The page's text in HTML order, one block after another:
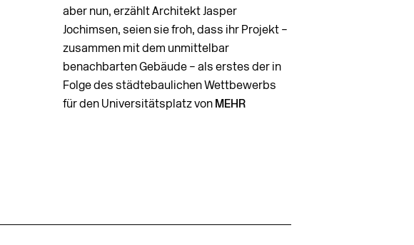
aber nun, erzählt Architekt Jasper
Jochimsen, seien sie froh, dass ihr Projekt –
zusammen mit dem unmittelbar
benachbarten Gebäude – als erstes der in
Folge des städtebaulichen Wettbewerbs
für den Universitätsplatz von MEHR